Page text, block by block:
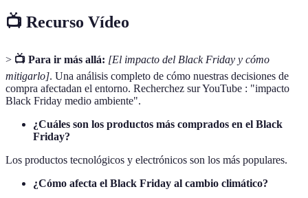
📺 Recurso Vídeo
> 📺 Para ir más allá: [El impacto del Black Friday y cómo
mitigarlo]. Una análisis completo de cómo nuestras decisiones de
compra afectadan el entorno. Recherchez sur YouTube : "impacto
Black Friday medio ambiente".
¿Cuáles son los productos más comprados en el Black
Friday?
Los productos tecnológicos y electrónicos son los más populares.
¿Cómo afecta el Black Friday al cambio climático?